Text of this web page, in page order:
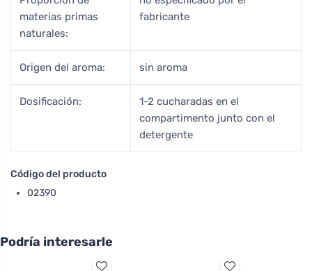
materias primas
naturales:
fabricante
Origen del aroma: sin aroma
Dosificación:
1-2 cucharadas en el
compartimento junto con el
detergente
Código del producto
02390
Podría interesarle